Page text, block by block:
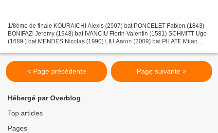
1/8ème de finale KOURAICHI Alexis (2907) bat PONCELET Fabien (1843)
BONIFAZI Jeremy (1948) bat IVANCIU Florin-Valentin (1581) SCHMITT Ugo
(1689 ) bat MENDES Nicolas (1990) LIU Aaron (2009) bat PILATE Milan
< Page précédente Page suivante >
Hébergé par Overblog
Top articles
Pages